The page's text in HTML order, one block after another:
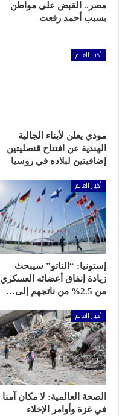
مصر.. القبض على مواطن
بسبب أحمد رفعت
أخبار العالم
مودي يعلن لأبناء الجالية
الهندية عن افتتاح قنصليتين
إضافيتين لبلاده في روسيا
أخبار العالم
إستونيا: “الناتو” سيبحث
زيادة إنفاق أعضائه العسكري
من 2.5% من ناتجهم إلى…
أخبار العالم
الصحة العالمية: لا مكان آمنا
في غزة وأوامر الإخلاء